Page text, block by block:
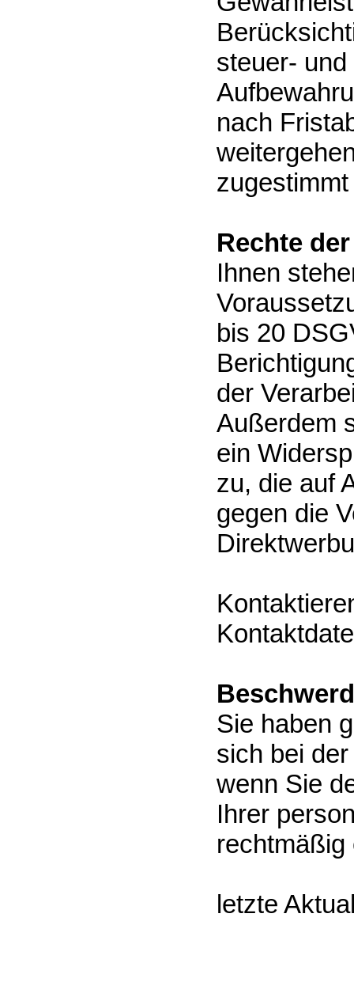
steuer-
nach
Rechte
Ihnen
bis 20
der
Außerdem
ein
zu, die auf
gegen die
Sie haben
sich bei
wenn Sie
Ihrer
rechtmäßig
letzte